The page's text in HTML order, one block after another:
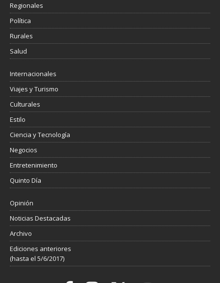
Regionales
Política
Rurales
Salud
Internacionales
Viajes y Turismo
Culturales
Estilo
Ciencia y Tecnología
Negocios
Entretenimiento
Quinto Día
Opinión
Noticias Destacadas
Archivo
Ediciones anteriores
(hasta el 5/6/2017)